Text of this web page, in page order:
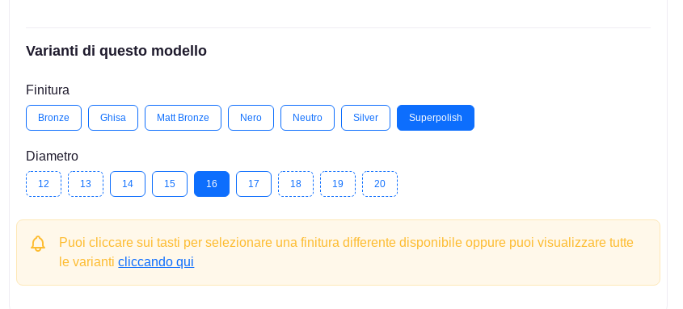
Varianti di questo modello
Finitura
Bronze Ghisa Matt Bronze Nero Neutro Silver Superpolish
Diametro
12 13 14 15 16 17 18 19 20
Puoi cliccare sui tasti per selezionare una finitura differente disponibile oppure puoi visualizzare tutte
le varianticliccando qui